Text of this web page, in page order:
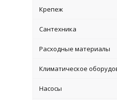
Крепеж
Сантехника
Расходные материалы
Климатическое
Насосы